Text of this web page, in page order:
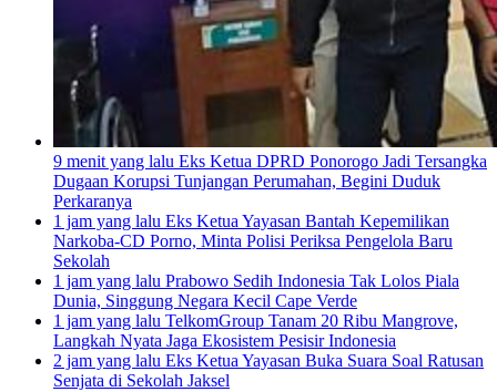
9 menit yang lalu Eks Ketua DPRD Ponorogo Jadi Tersangka
Dugaan Korupsi Tunjangan Perumahan, Begini Duduk
Perkaranya
1 jam yang lalu Eks Ketua Yayasan Bantah Kepemilikan
Narkoba-CD Porno, Minta Polisi Periksa Pengelola Baru
Sekolah
1 jam yang lalu Prabowo Sedih Indonesia Tak Lolos Piala
Dunia, Singgung Negara Kecil Cape Verde
1 jam yang lalu TelkomGroup Tanam 20 Ribu Mangrove,
Langkah Nyata Jaga Ekosistem Pesisir Indonesia
2 jam yang lalu Eks Ketua Yayasan Buka Suara Soal Ratusan
Senjata di Sekolah Jaksel